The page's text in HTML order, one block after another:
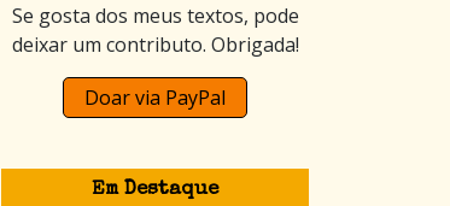
Se gosta dos meus textos, pode
deixar um contributo. Obrigada!
Doar via PayPal
Em Destaque